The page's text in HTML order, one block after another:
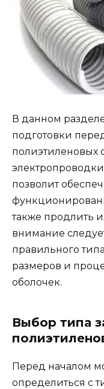
В данном
подготовки
полиэтиленовых
позволит
также продлить
внимание
правильного
размеров и
оболочек.
Выбор типа
Перед началом
определиться с